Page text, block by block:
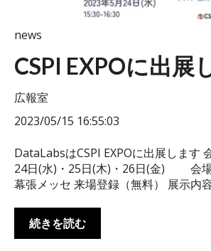
news
CSPI EXPOに出展
広報室
2023/05/15 16:55:03
DataLabsはCSPI EXPOに出展しま
24日(水)・25日(木)・26日(金) 会
幕張メッセ 来場登録（無料） 展示内
続きを読む